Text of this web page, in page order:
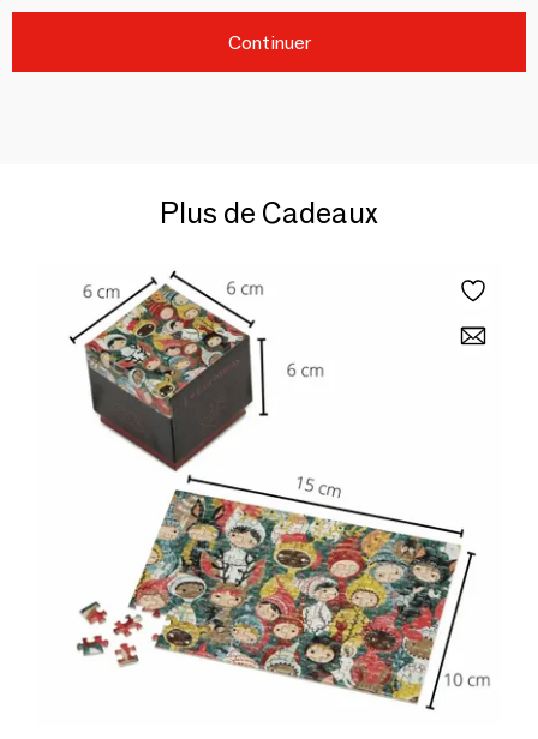
Continuer
Plus de Cadeaux